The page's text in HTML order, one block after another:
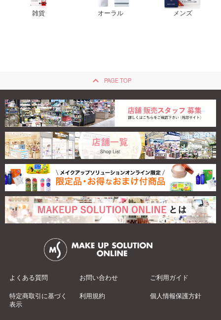
雑貨 オーラル メンズ
keyboard_arrow_up PAGE TOP
よくある質問 お問い合わせ ご利用ガイド
特定商取引に基づく
表示
利用規約 個人情報保護方針